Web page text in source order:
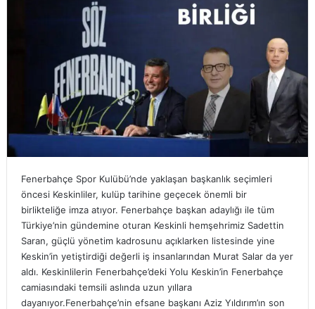
Fenerbahçe Spor Kulübü’nde yaklaşan başkanlık seçimleri
öncesi Keskinliler, kulüp tarihine geçecek önemli bir
birlikteliğe imza atıyor. Fenerbahçe başkan adaylığı ile tüm
Türkiye’nin gündemine oturan Keskinli hemşehrimiz Sadettin
Saran, güçlü yönetim kadrosunu açıklarken listesinde yine
Keskin’in yetiştirdiği değerli iş insanlarından Murat Salar da yer
aldı. Keskinlilerin Fenerbahçe’deki Yolu Keskin’in Fenerbahçe
camiasındaki temsili aslında uzun yıllara
dayanıyor.Fenerbahçe’nin efsane başkanı Aziz Yıldırım’ın son